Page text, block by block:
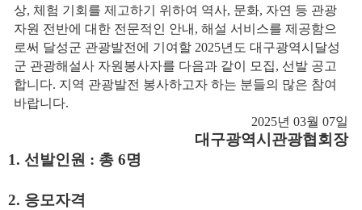
상, 체험 기회를 제고하기 위하여 역사, 문화, 자연 등 관광
자원 전반에 대한 전문적인 안내 , 해설 서비스를 제공함으
로써 달성군 관광발전에 기여할 2025년도 대구광역시달성
군 관광해설사 자원봉사자를 다음과 같이 모집, 선발 공고
합니다. 지역 관광발전 봉사하고자 하는 분들의 많은 참여
바랍니다.
2025년03월07일
대구광역시관광협회장
1. 선발인원 : 총 6명
2. 응모자격